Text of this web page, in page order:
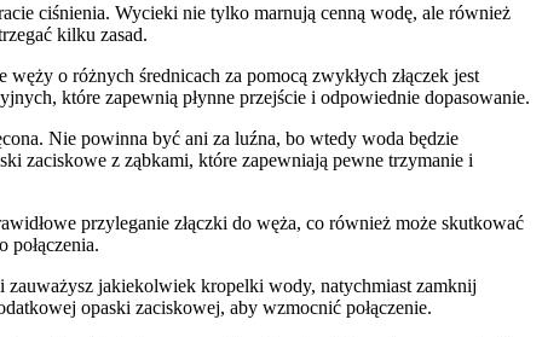
ciśnienia. Wycieki nie tylko marnują cenną wodę, ale również
kilku zasad.
o różnych średnicach za pomocą zwykłych złączek jest
które zapewnią płynne przejście i odpowiednie dopasowanie.
Nie powinna być ani za luźna, bo wtedy woda będzie
zaciskowe z ząbkami, które zapewniają pewne trzymanie i
przyleganie złączki do węża, co również może skutkować
połączenia.
zauważysz jakiekolwiek kropelki wody, natychmiast zamknij
opaski zaciskowej, aby wzmocnić połączenie.